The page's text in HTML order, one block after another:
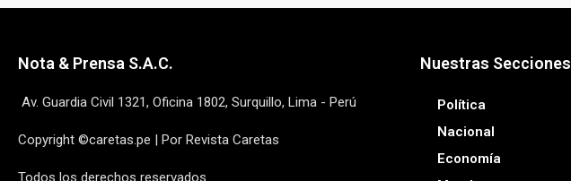
Nota & Prensa S.A.C.
Av. Guardia Civil 1321, Oficina 1802, Surquillo, Lima - Perú
Copyright ©caretas.pe | Por Revista Caretas
Todos los derechos reservados
Nuestras Secciones
Política
Nacional
Economía